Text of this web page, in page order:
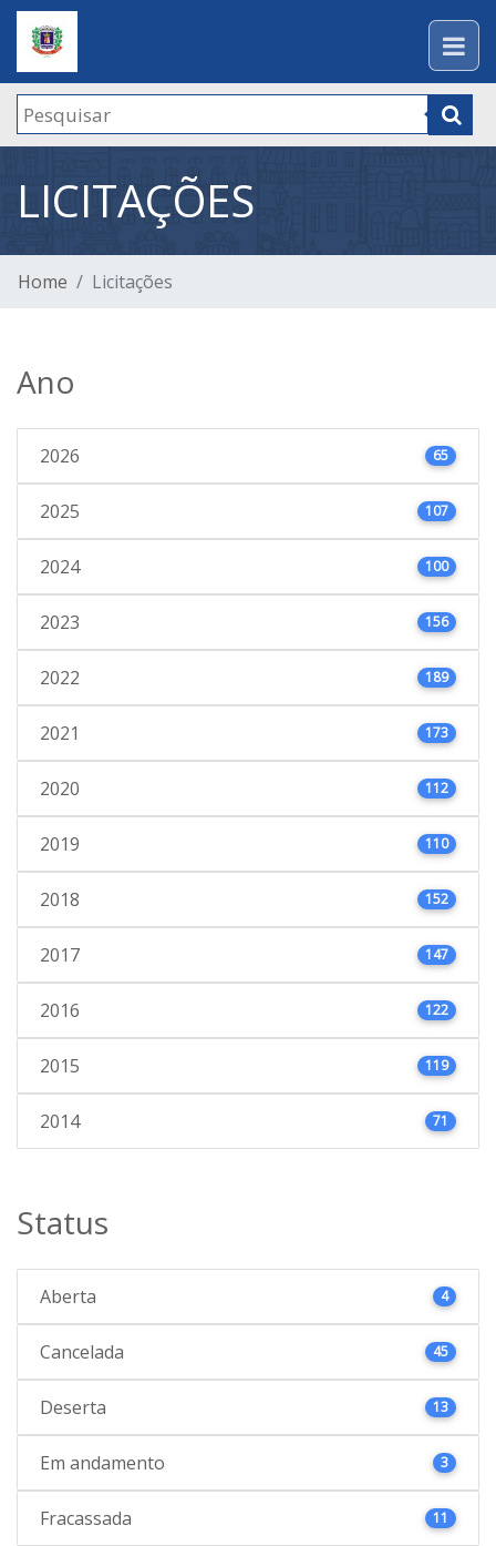
LICITAÇÕES
Home Licitações
Ano
2026 65
2025 107
2024 100
2023 156
2022 189
2021 173
2020 112
2019 110
2018 152
2017 147
2016 122
2015 119
2014 71
Status
Aberta 4
Cancelada 45
Deserta 13
Em andamento 3
Fracassada 11